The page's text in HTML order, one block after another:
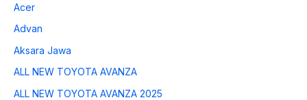
Acer
Advan
Aksara Jawa
ALL NEW TOYOTA AVANZA
ALL NEW TOYOTA AVANZA 2025